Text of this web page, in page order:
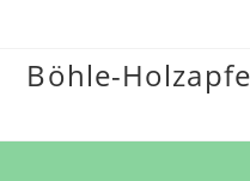
springen
Böhle-